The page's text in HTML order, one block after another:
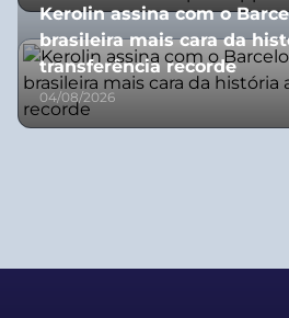
Kerolin assina com o
brasileira mais cara da
transferência recorde
04/08/2026